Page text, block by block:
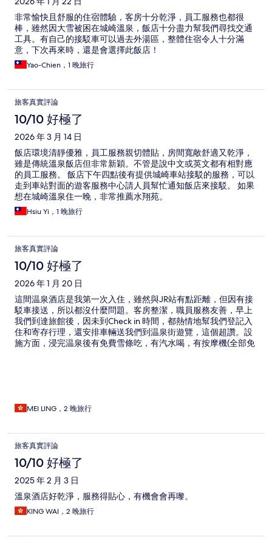
非常愉快且舒服的住宿體驗，客房十分乾淨，員工服務也都很
棒，雖然因大雪被困在城崎溫泉，飯店十分盡力幫我們尋找交通
工具。有自己的接駁車可以過去外湯區，整體住宿令人十分滿
意，下次再來時，還是會選擇此飯店！
Yao-Chien，1 晚旅行
旅客真實評論
10/10 好極了
2026 年 3 月 14 日
飯店環境清靜優雅，員工服務親切體貼，房間寬敞舒適又乾淨，
雖是傳統溫泉飯店但非常新穎。不管是說中文或英文都有相對應
的員工服務。 飯店下午四點後有提供城崎車站接駁的服務，可以
走到車站對面的遊客服務中心請人員幫忙通知飯店來接駁。 如果
想在城崎溫泉住一晚，非常推薦水翔苑。
Hsiu Yi，1 晚旅行
旅客真實評論
10/10 好極了
2026 年 1 月 20 日
這間温泉酒店是我第一次入住，雖然與JR站有點距離，但因有接
駁車接送，所以都沒什麼問題。客房整潔，職員服務友善，早上
我們到達旅館後，因未到Check in 時間，都熱情地幫我們登記入
住和寄存行理，還安排車輛送我們到温泉街遊覽，這個超讚。設
施方面，浸完温泉後有免費雪條吃，有汽水喝，有按摩機(全部免
MEI LING，2 晚旅行
旅客真實評論
10/10 好極了
2025 年 2 月 3 日
溫泉酒店好乾淨，服務得貼心，有機會會再嚟。
KING WAI，2 晚旅行